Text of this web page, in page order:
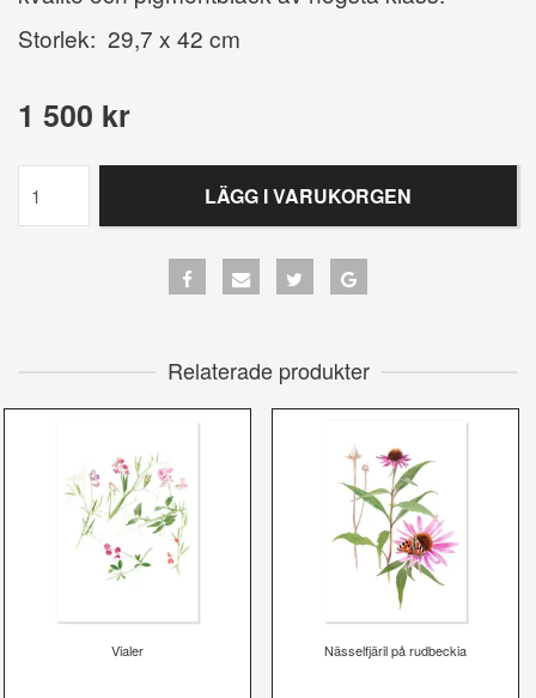
Storlek: 29,7 x 42 cm
1 500 kr
LÄGG I VARUKORGEN
Relaterade produkter
Vialer Nässelfjäril på rudbeckia